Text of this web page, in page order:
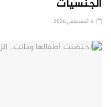
الجنسيات